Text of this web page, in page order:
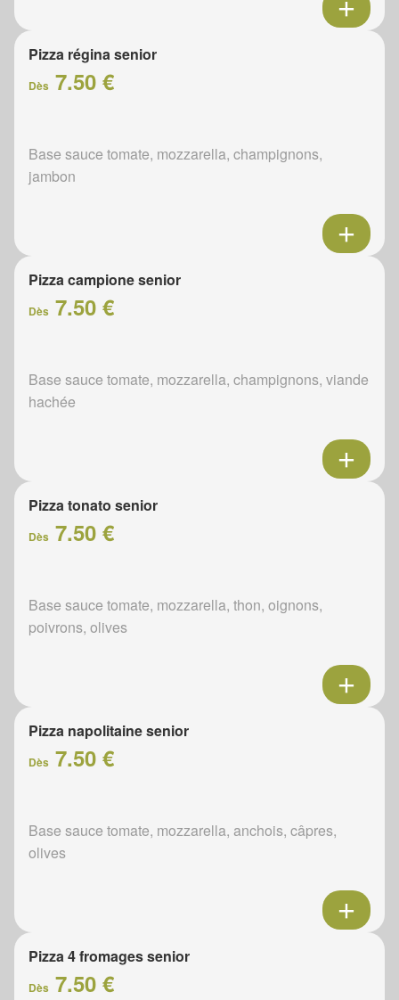
Pizza régina senior
Dès 7.50 €
Base sauce tomate, mozzarella, champignons,
jambon
Pizza campione senior
Dès 7.50 €
Base sauce tomate, mozzarella, champignons, viande
hachée
Pizza tonato senior
Dès 7.50 €
Base sauce tomate, mozzarella, thon, oignons,
poivrons, olives
Pizza napolitaine senior
Dès 7.50 €
Base sauce tomate, mozzarella, anchois, câpres,
olives
Pizza 4 fromages senior
Dès 7.50 €